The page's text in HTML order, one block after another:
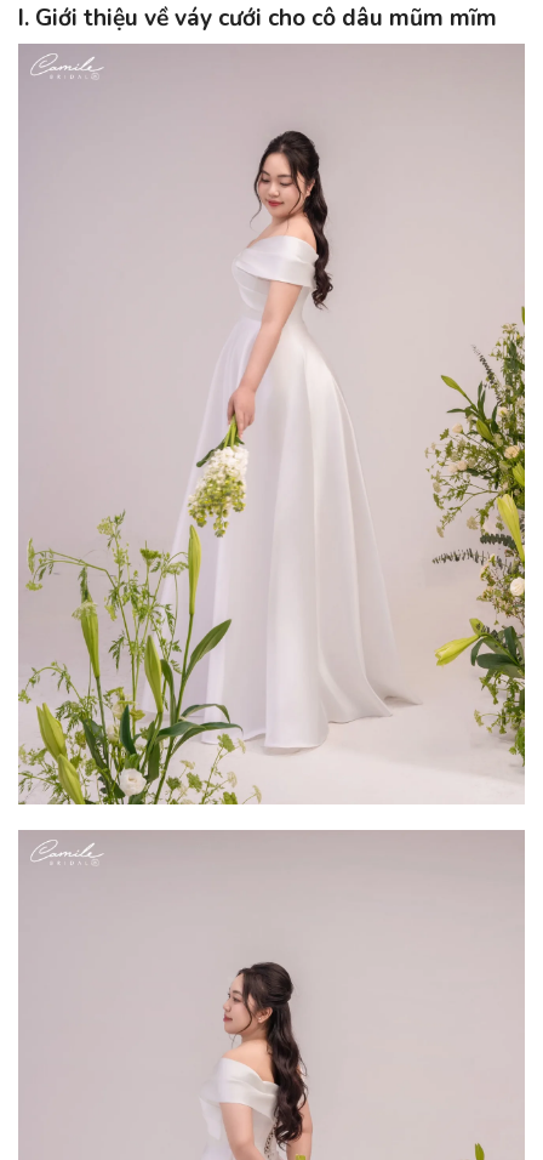
I. Giới thiệu về váy cưới cho cô dâu mũm mĩm